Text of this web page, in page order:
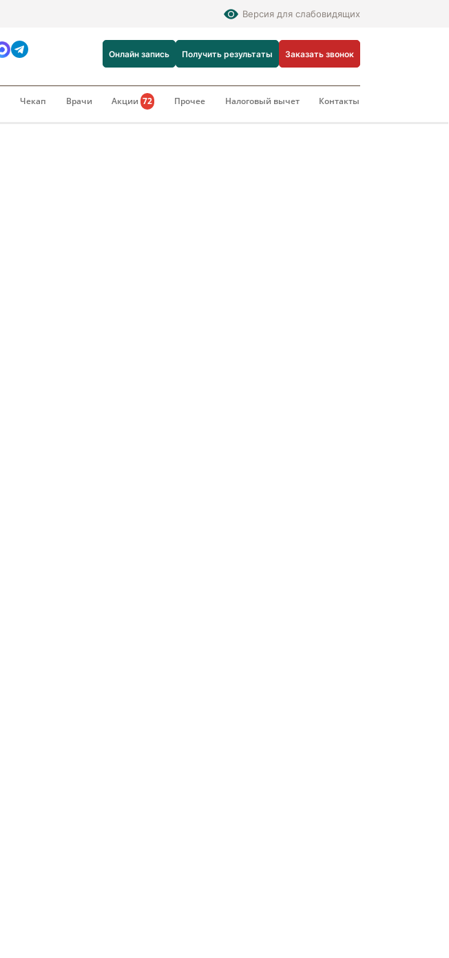
Версия для слабовидящих
Онлайн запись Получить результаты Заказать звонок
Чекап Врачи Акции72 Прочее Налоговый вычет Контакты